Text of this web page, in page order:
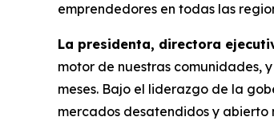
emprendedores en todas las
La presidenta, directora
motor de nuestras comunidades,
meses. Bajo el liderazgo de la
mercados desatendidos y abierto